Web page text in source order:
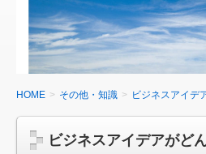
HOME その他・知識 ビジネスアイデ
ビジネスアイデアがど